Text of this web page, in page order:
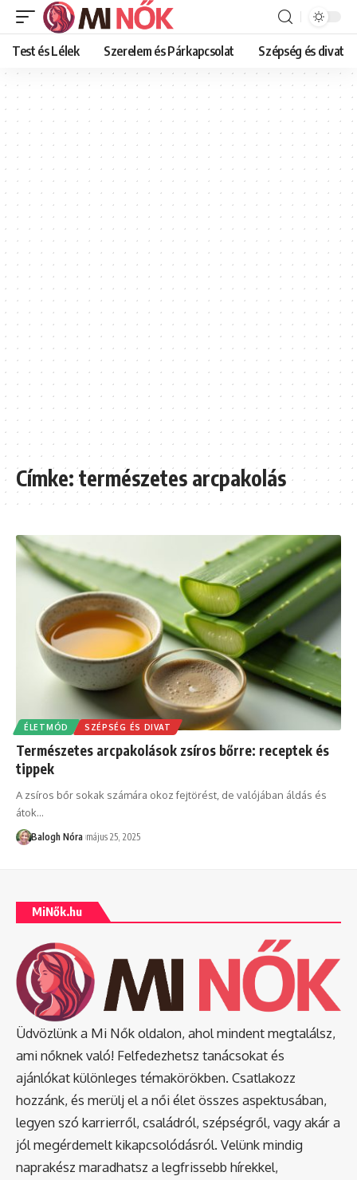
Test és Lélek Szerelem és Párkapcsolat Szépség és divat
Címke:természetes arcpakolás
ÉLETMÓD SZÉPSÉG ÉS DIVAT
Természetes arcpakolások zsíros bőrre: receptek és
tippek
A zsíros bőr sokak számára okoz fejtörést, de valójában áldás és
átok…
Balogh Nóra május 25, 2025
MiNők.hu
Üdvözlünk a Mi Nők oldalon, ahol mindent megtalálsz,
ami nőknek való! Felfedezhetsz tanácsokat és
ajánlókat különleges témakörökben. Csatlakozz
hozzánk, és merülj el a női élet összes aspektusában,
legyen szó karrierről, családról, szépségről, vagy akár a
jól megérdemelt kikapcsolódásról. Velünk mindig
naprakész maradhatsz a legfrissebb hírekkel,